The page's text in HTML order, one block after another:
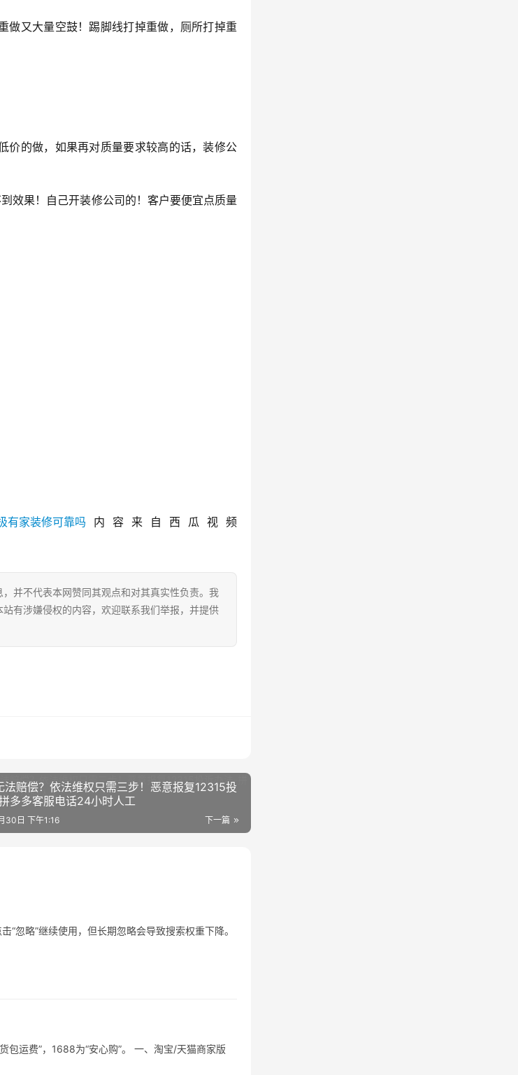
做又大量空鼓！踢脚线打掉重做，厕所打掉重
价的做，如果再对质量要求较高的话，装修公
效果！自己开装修公司的！客户要便宜点质量
内容来自西瓜视频
并不代表本网赞同其观点和对其真实性负责。我
有涉嫌侵权的内容，欢迎联系我们举报，并提供
法赔偿？依法维权只需三步！恶意报复12315投
多多客服电话24小时人工
下一篇
30日 下午1:16
忽略”继续使用，但长期忽略会导致搜索权重下降。
包运费”，1688为“安心购”。 一、淘宝/天猫商家版